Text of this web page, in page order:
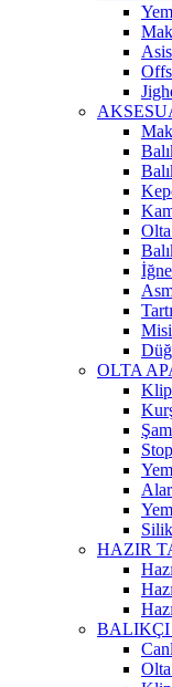
Olta
OLTA
HAZIR